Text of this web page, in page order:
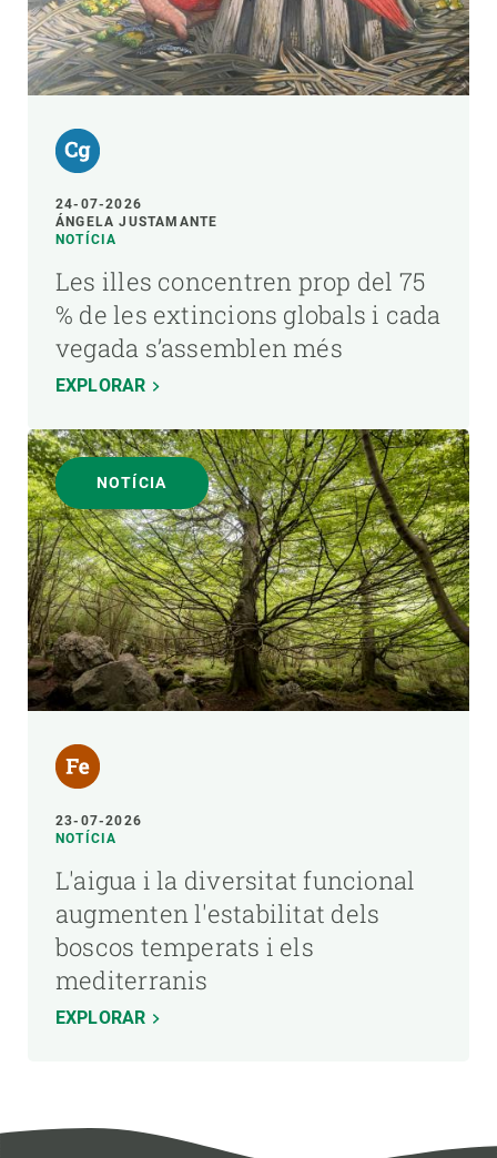
24-07-2026
ÁNGELA JUSTAMANTE
NOTÍCIA
Les illes concentren prop del 75
% de les extincions globals i cada
vegada s’assemblen més
EXPLORAR
NOTÍCIA
23-07-2026
NOTÍCIA
L'aigua i la diversitat funcional
augmenten l'estabilitat dels
boscos temperats i els
mediterranis
EXPLORAR